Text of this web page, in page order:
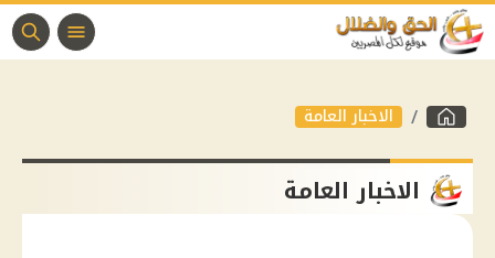
الاخبار العامة
الاخبار العامة